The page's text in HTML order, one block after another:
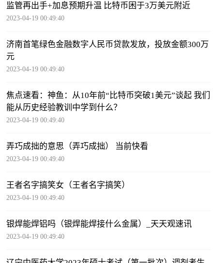
监管再出手+加息预期升温 比特币困于3万美元附近
2023-04-19 00:49:40
济南首笔绿色金融数字人民币贷款发放，投放金额300万
元
2023-04-19 00:49:40
焦点速看：神鱼：从10年前“比特币突破1美元”谈起 我们
能从历史经验教训中学到什么？
2023-04-19 00:49:40
弄巧成拙的意思（弄巧成拙） 当前快看
2023-04-19 00:49:40
王者名字搞笑女（王者名字搞笑）
2023-04-19 00:49:40
银焊能焊铝吗（银焊能焊接什么金属）_天天观速讯
2023-04-19 00:49:40